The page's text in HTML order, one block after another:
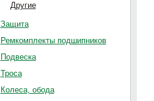
Другие
Защита
Ремкомплекты подшипников
Подвеска
Троса
Колеса, обода